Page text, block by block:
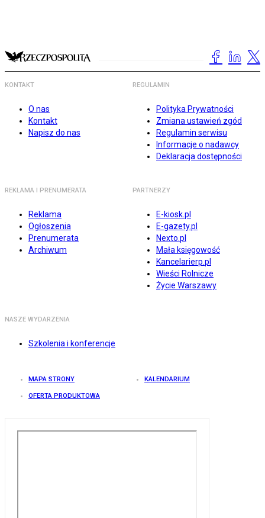
KONTAKT
O nas
Kontakt
Napisz do nas
REGULAMIN
Polityka Prywatności
Zmiana ustawień zgód
Regulamin serwisu
Informacje o nadawcy
Deklaracja dostępności
REKLAMA I PRENUMERATA
Reklama
Ogłoszenia
Prenumerata
Archiwum
PARTNERZY
E-kiosk.pl
E-gazety.pl
Nexto.pl
Mała księgowość
Kancelarierp.pl
Wieści Rolnicze
Życie Warszawy
NASZE WYDARZENIA
Szkolenia i konferencje
MAPA STRONY KALENDARIUM
OFERTA PRODUKTOWA